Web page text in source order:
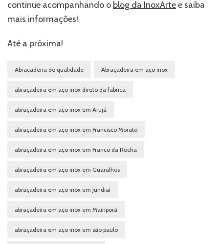
continue acompanhando o blog da InoxArtee saiba
mais informações!
Até a próxima!
Abraçadeira de qualidade Abraçadeira em aço inox
abraçadeira em aço inox direto da fabrica
abraçadeira em aço inox em Arujá
abraçadeira em aço inox em Francisco Morato
abraçadeira em aço inox em Franco da Rocha
abraçadeira em aço inox em Guarulhos
abraçadeira em aço inox em Jundiaí
abraçadeira em aço inox em Mairiporã
abraçadeira em aço inox em são paulo